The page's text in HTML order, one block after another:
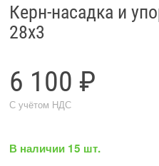
Керн-насадка и
28x3
6 100 ₽
С учётом НДС
В наличии 15 шт.